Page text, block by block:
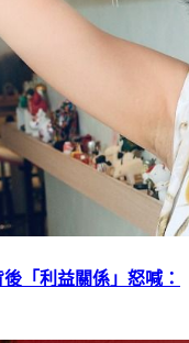
「利益關係」怒喊：